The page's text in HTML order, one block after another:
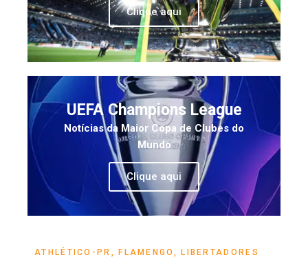
Clique aqui
UEFA Champions League
Notícias da Maior Copa de Clubes do
Mundo
Clique aqui
ATHLÉTICO-PR ,FLAMENGO ,LIBERTADORES